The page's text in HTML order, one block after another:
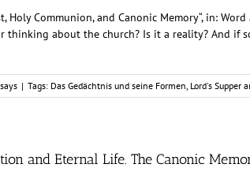
Holy Communion, and Canonic Memory“, in:
thinking about the church? Is it a reality? And if
| Tags: Das Gedächtnis und seine Formen, Lord's Supper
and Eternal Life. The Canonic